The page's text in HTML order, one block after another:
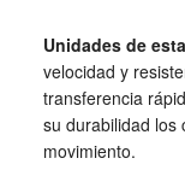
Unidades de
velocidad y
transferencia
su durabilidad los
movimiento.